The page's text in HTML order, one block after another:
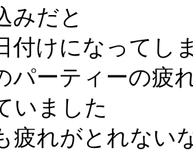
みだと
付けになってし
パーティーの疲
いました
疲れがとれない